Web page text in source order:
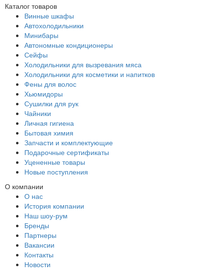
Каталог товаров
Винные шкафы
Автохолодильники
Минибары
Автономные кондиционеры
Сейфы
Холодильники для вызревания мяса
Холодильники для косметики и напитков
Фены для волос
Хьюмидоры
Сушилки для рук
Чайники
Личная гигиена
Бытовая химия
Запчасти и комплектующие
Подарочные сертификаты
Уцененные товары
Новые поступления
О компании
О нас
История компании
Наш шоу-рум
Бренды
Партнеры
Вакансии
Контакты
Новости